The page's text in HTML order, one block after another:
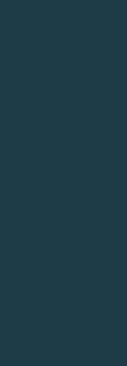
Sie
für die
Magie und
sich
kann Sie
für
verletzliches
Humor
viel sein,
könnten Sie